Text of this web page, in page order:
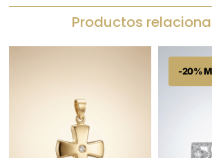
Productos